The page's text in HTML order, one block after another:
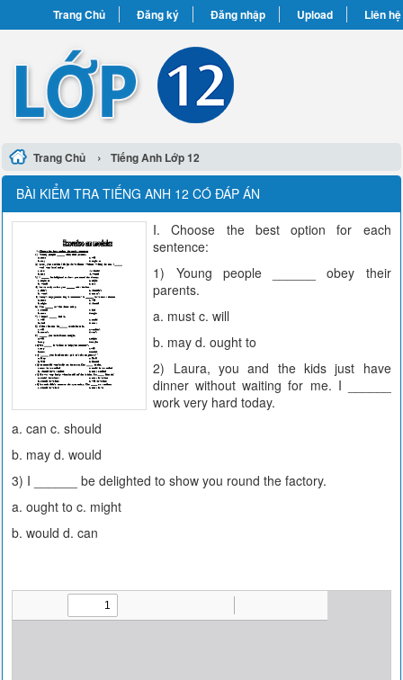
Trang Chủ Đăng ký Đăng nhập Upload Liên hệ
Trang Chủ › Tiếng Anh Lớp 12
BÀI KIỂM TRA TIẾNG ANH 12 CÓ ĐÁP ÁN
I. Choose the best option for each
sentence:
1) Young people ______ obey their
parents.
a. must c. will
b. may d. ought to
2) Laura, you and the kids just have
dinner without waiting for me. I ______
work very hard today.
a. can c. should
b. may d. would
3) I ______ be delighted to show you round the factory.
a. ought to c. might
b. would d. can